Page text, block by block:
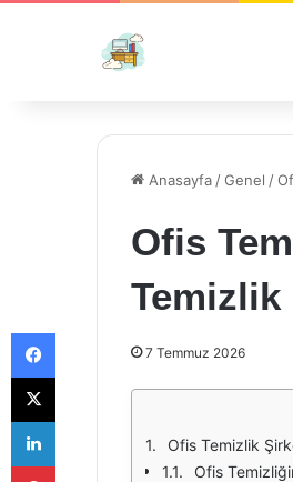
Anasayfa /Genel /
Ofis
Temizlik
7 Temmuz 2026
Ofis Temizlik
Ofis
Facebook
X
LinkedIn
Pinterest